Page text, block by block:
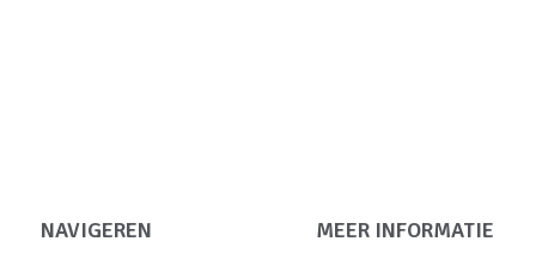
NAVIGEREN MEER INFORMATIE